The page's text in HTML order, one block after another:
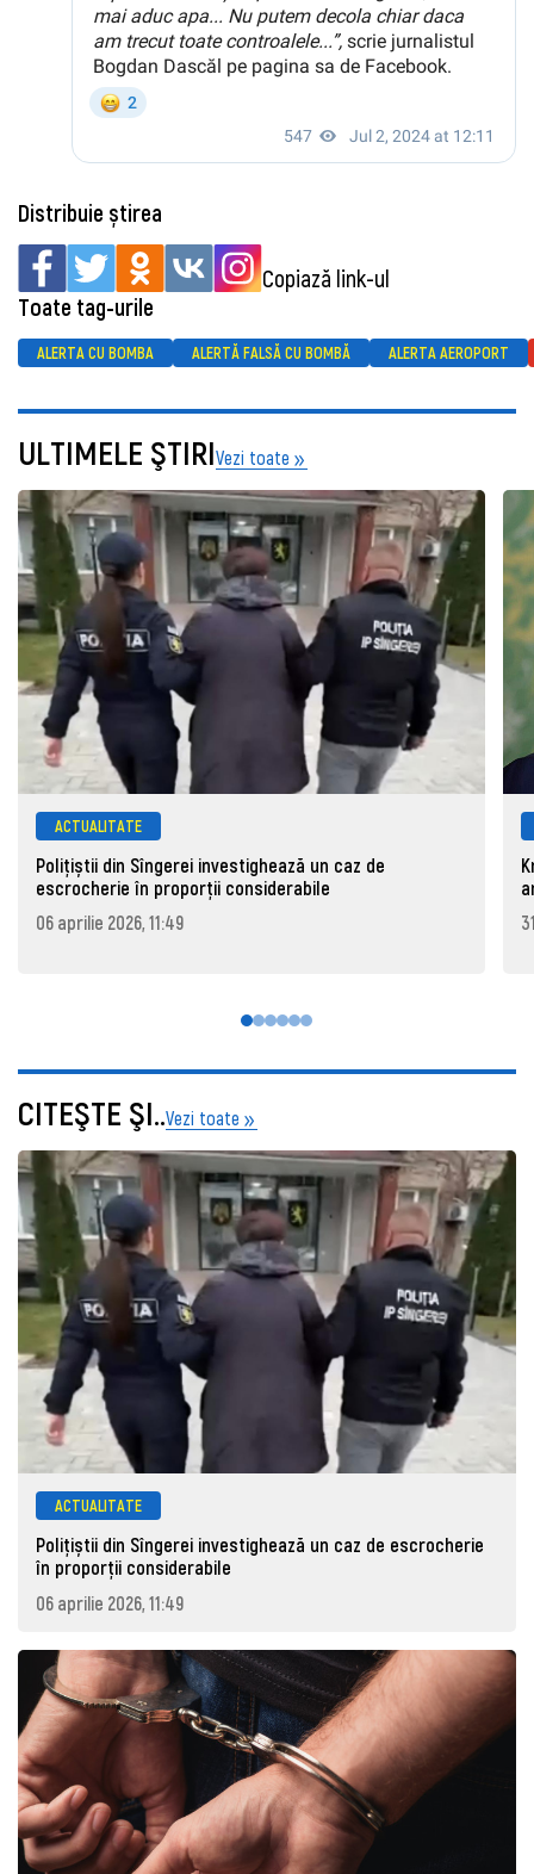
Distribuie știrea
Copiază link-ul
Toate tag-urile
ALERTA CU BOMBA ALERTĂ FALSĂ CU BOMBĂ ALERTA AEROPORT
ULTIMELE ŞTIRIVezi toate
ACTUALITATE
Polițiștii din Sîngerei investighează un caz de
escrocherie în proporții considerabile
06 aprilie 2026, 11:49
CITEŞTE ŞI..Vezi toate
ACTUALITATE
Polițiștii din Sîngerei investighează un caz de escrocherie
în proporții considerabile
06 aprilie 2026, 11:49